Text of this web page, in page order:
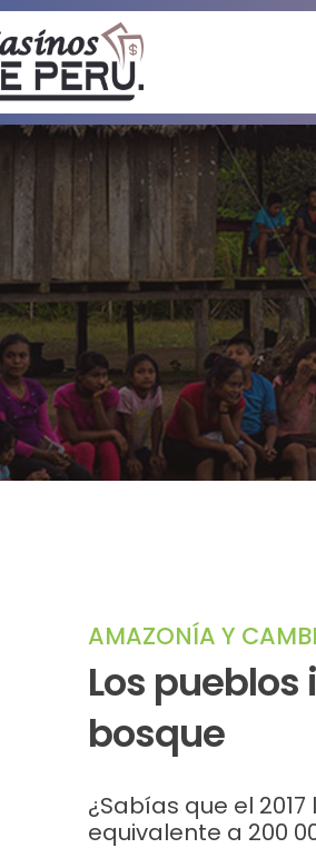
AMAZONÍA Y
Los
bosque
¿Sabías que el
equivalente a 200